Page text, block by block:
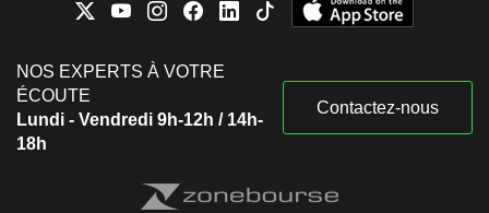
NOS EXPERTS À VOTRE
ÉCOUTE
Lundi - Vendredi 9h-12h / 14h-
18h
Contactez-nous